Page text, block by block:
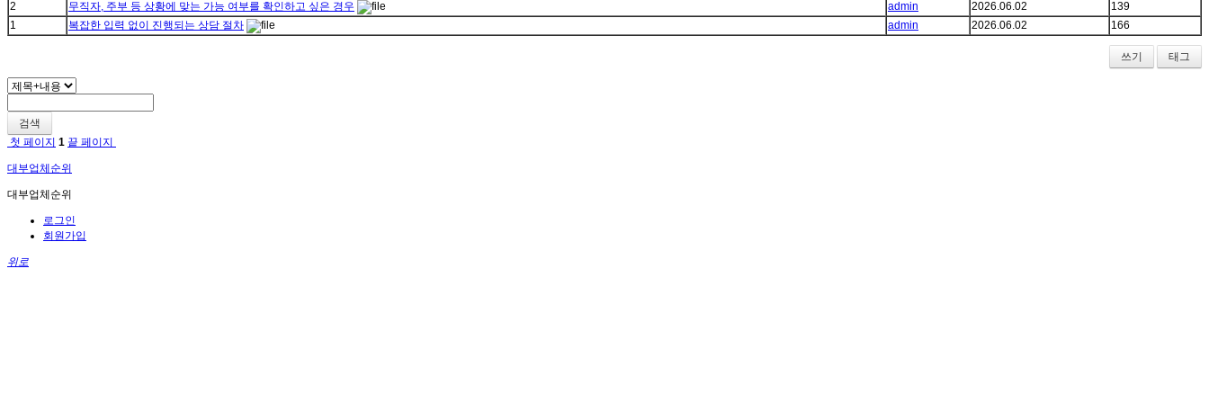
2 무직자, 주부 등 상황에 맞는 가능 여부를 확인하고 싶은 경우 admin 2026.06.02
139
1
복잡한 입력 없이 진행되는 상담 절차 admin 2026.06.02 166
쓰기 태그
검색
첫 페이지 1 끝 페이지
대부업체순위
대부업체순위
로그인
회원가입
위로